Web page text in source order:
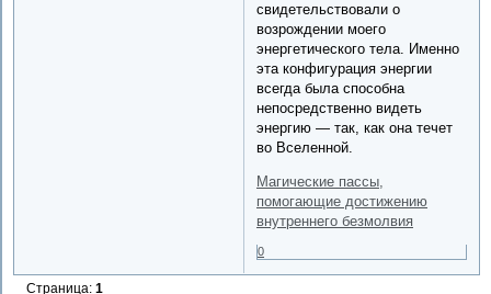
свидетельствовали о
возрождении моего
энергетического тела. Именно
эта конфигурация энергии
всегда была способна
непосредственно видеть
энергию — так, как она течет
во Вселенной.
Магические пассы,
помогающие достижению
внутреннего безмолвия
0
Страница:1